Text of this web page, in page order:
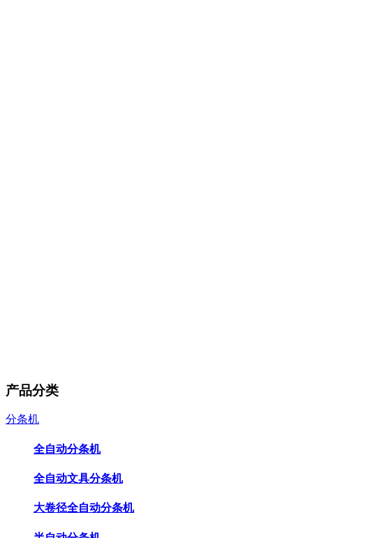
产品分类
分条机
全自动分条机
全自动文具分条机
大卷径全自动分条机